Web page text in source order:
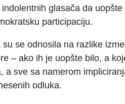
glasača da
participaciju.
se odnosila na razlike
– ako ih je uopšte bilo, a
a sve sa namerom
odluka.